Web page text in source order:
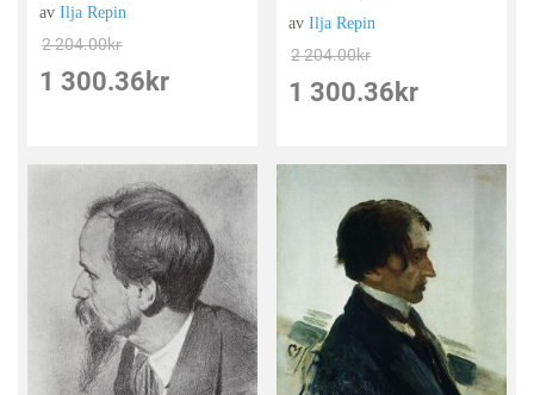
avIlja Repin
2 204.00kr
1 300.36 kr
avIlja Repin
2 204.00kr
1 300.36 kr